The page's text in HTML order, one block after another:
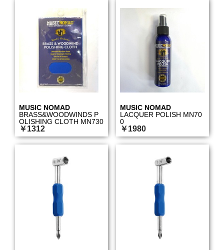
MUSIC NOMAD
BRASS&WOODWINDS P
OLISHING CLOTH MN730
￥1312
MUSIC NOMAD
LACQUER POLISH MN70
0
￥1980